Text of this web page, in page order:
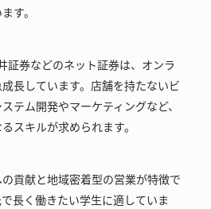
す。
証券などのネット証券は、オンラ
長しています。店舗を持たないビ
テム開発やマーケティングなど、
スキルが求められます。
貢献と地域密着型の営業が特徴で
長く働きたい学生に適していま